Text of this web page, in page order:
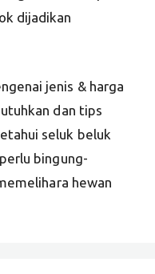
dijadikan
jenis & harga
dan tips
seluk beluk
bingung-
hewan